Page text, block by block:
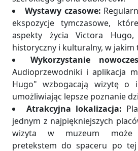
Wystawy czasowe:
ekspozycje tymczasowe,
aspekty życia Victora
historyczny i kulturalny, w jakim
Wykorzystanie
Audioprzewodniki i aplikacja
Hugo" wzbogacają wizytę o
umożliwiając lepsze poznanie
Atrakcyjna lokalizacja:
jednym z najpiękniejszych
wizyta w muzeum może
pretekstem do spaceru po tej